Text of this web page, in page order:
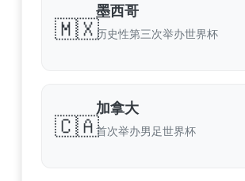
🇲🇽
墨西哥
历史性第三次举办世界杯
🇨🇦
加拿大
首次举办男足世界杯